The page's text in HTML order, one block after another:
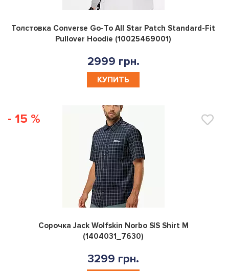
0
Толстовка Converse Go-To All Star Patch Standard-Fit
Pullover Hoodie (10025469001)
2999 грн.
КУПИТЬ
- 15 %
0
Сорочка Jack Wolfskin Norbo S|S Shirt M
(1404031_7630)
3299 грн.